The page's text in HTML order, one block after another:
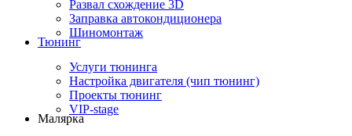
Развал схождение 3D
Заправка автокондиционера
Шиномонтаж
Тюнинг
Услуги тюнинга
Настройка двигателя (чип тюнинг)
Проекты тюнинг
VIP-stage
Малярка